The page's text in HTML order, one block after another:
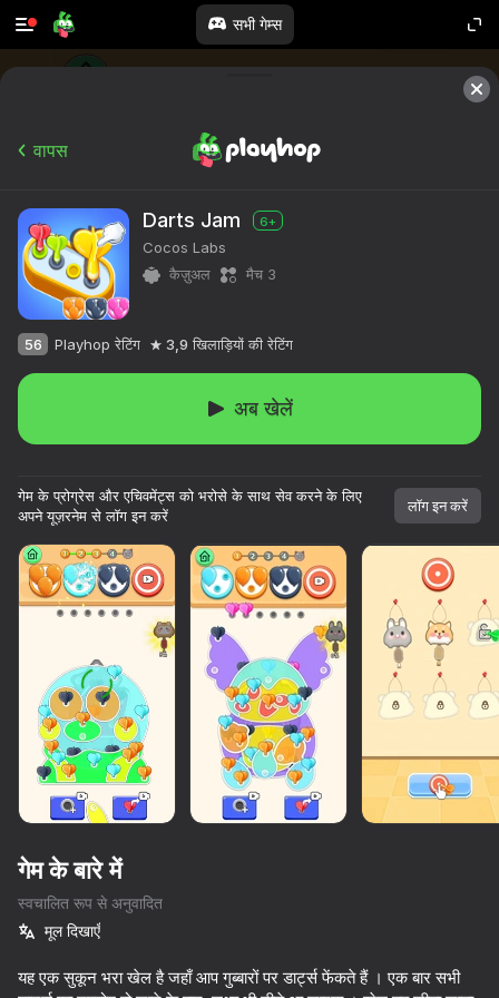
सभी गेम्स
सभी मुफ्त। सभी आपके।
Screw Sort & Match: Rescue Birds Unscrew Screws: Build Home
Pixel Flow: Color Blast
वापस
Darts Jam 6+
Cocos Labs
कैज़ुअल
मैच 3
56 Playhop रेटिंग 3,9 खिलाड़ियों की रेटिंग
अब खेलें
गेम के प्रोग्रेस और एचिवमेंट्स को भरोसे के साथ सेव करने के लिए
अपने यूज़रनेम से लॉग इन करें
लॉग इन करें
गेम के बारे में
स्वचालित रूप से अनुवादित
मूल दिखाएँ
यह एक सुकून भरा खेल है जहाँ आप गुब्बारों पर डार्ट्स फेंकते हैं । एक बार सभी